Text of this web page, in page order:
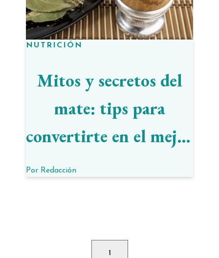
NUTRICIÓN
Mitos y secretos del
mate: tips para
convertirte en el mejor
Por Redacción
1